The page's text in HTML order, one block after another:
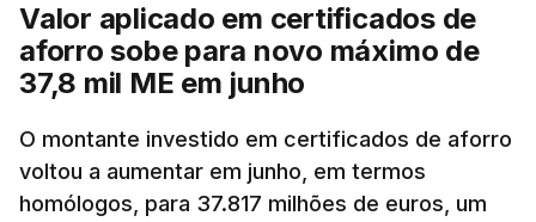
Valor aplicado em certificados de
aforro sobe para novo máximo de
37,8 mil ME em junho
O montante investido em certificados de aforro
voltou a aumentar em junho, em termos
homólogos, para 37.817 milhões de euros, um